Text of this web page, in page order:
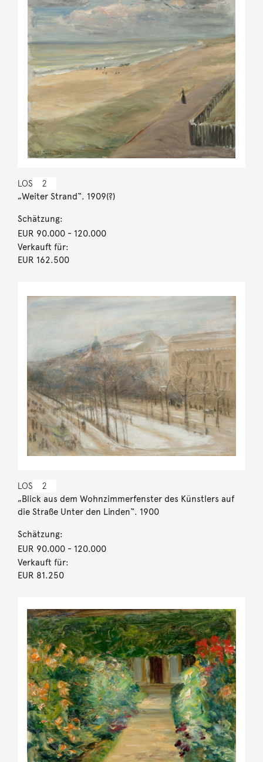
LOS 2
„Weiter Strand“. 1909(?)
Schätzung:
EUR 90.000- 120.000
Verkauft für:
EUR 162.500
LOS 2
„Blick aus dem Wohnzimmerfenster des Künstlers auf
die Straße Unter den Linden“. 1900
Schätzung:
EUR 90.000- 120.000
Verkauft für:
EUR 81.250